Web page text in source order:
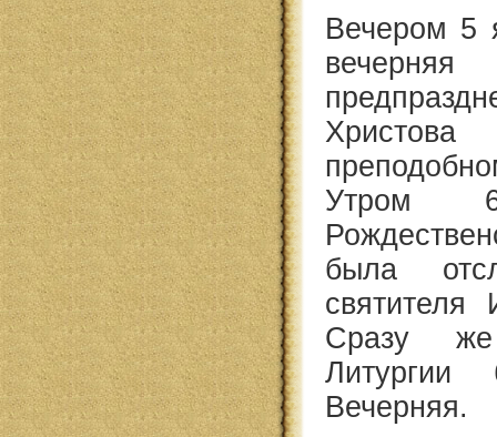
Вечером 5
Утром
была
святителя
Сразу
Литургии
Вечерняя.